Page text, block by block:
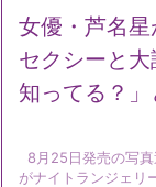
女優・芦名
セクシーと
知ってる？」
8月25日発売の写真
がナイトランジェリ